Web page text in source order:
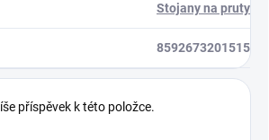
Stojany na pruty
8592673201515
příspěvek k této položce.